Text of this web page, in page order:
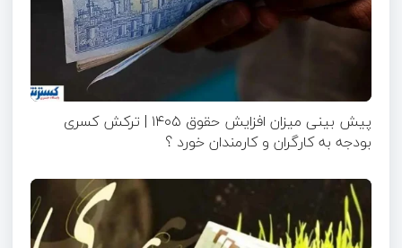
پیش بینی میزان افزایش حقوق ۱۴۰۵ | ترکش کسری
بودجه به کارگران و کارمندان خورد ؟